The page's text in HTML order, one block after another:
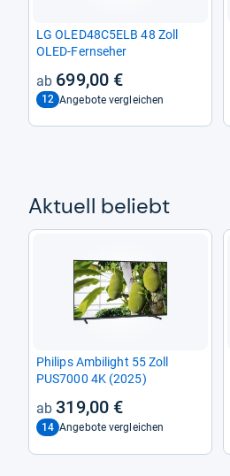
LG OLED48C5ELB 48 Zoll
OLED-​Fern­se­her
699,00 €
12 Angebote vergleichen
Aktu­ell beliebt
Phi­lips Ambi­light 55 Zoll
PUS7000 4K (2025)
319,00 €
14 Angebote vergleichen